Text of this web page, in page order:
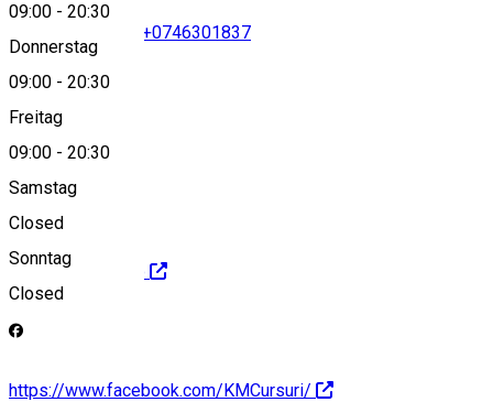
09:00 - 20:30
Donnerstag
09:00 - 20:30
Freitag
09:00 - 20:30
Samstag
Closed
Sonntag
Closed
+0746301837
germana@k-m.ro
http://www.k-m.ro
https://www.facebook.com/KMCursuri/